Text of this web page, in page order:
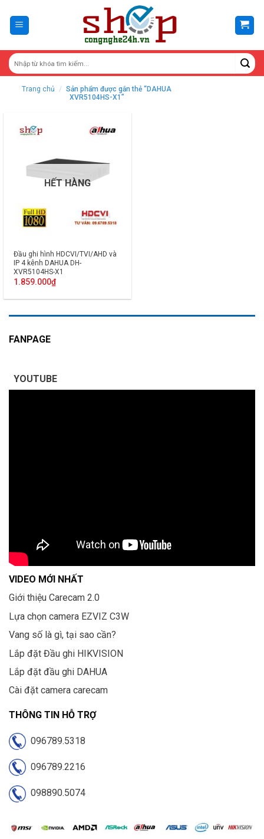
content
Trang chủ / Sản phẩm được gắn thẻ “DAHUA
XVR5104HS-X1”
HẾT HÀNG
Đầu ghi hình HDCVI/TVI/AHD và
IP 4 kênh DAHUA DH-
XVR5104HS-X1
1.859.000₫
FANPAGE
YOUTUBE
VIDEO MỚI NHẤT
Giới thiệu Carecam 2.0
Lựa chọn camera EZVIZ C3W
Vang số là gì, tại sao cần?
Lắp đặt Đầu ghi HIKVISION
Lắp đặt đầu ghi DAHUA
Cài đặt camera carecam
THÔNG TIN HỖ TRỢ
096789.5318
096789.2216
098890.5074